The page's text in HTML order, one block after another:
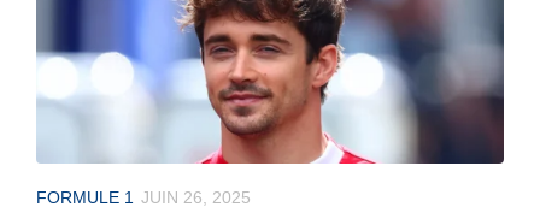
FORMULE 1 JUIN 26, 2025